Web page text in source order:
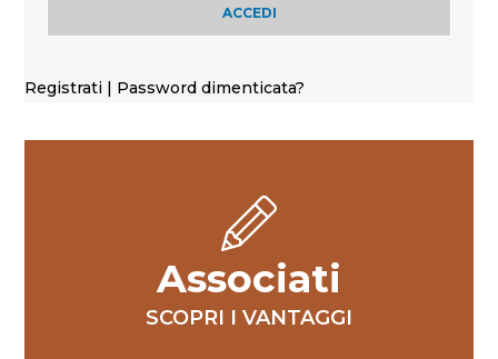
Registrati | Password dimenticata?
Associati
SCOPRI I VANTAGGI